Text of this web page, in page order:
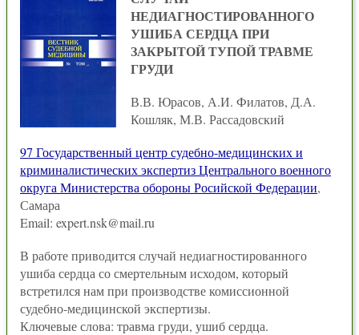
НЕДИАГНОСТИРОВАННОГО
УШИБА СЕРДЦА ПРИ
ЗАКРЫТОЙ ТУПОЙ ТРАВМЕ
ГРУДИ
В.В. Юрасов, А.И. Филатов, Д.А.
Кошляк, М.В. Рассадовский
97 Государственный центр судебно-медицинских и
криминалистических экспертиз Центрального военного
округа Министерства обороны Росийской Федерации,
Самара
Email: expert.nsk@mail.ru
В работе приводится случай недиагностированного
ушиба сердца со смертельным исходом, который
встретился нам при производстве комиссионной
судебно-медицинской экспертизы.
Ключевые слова: травма груди, ушиб сердца.